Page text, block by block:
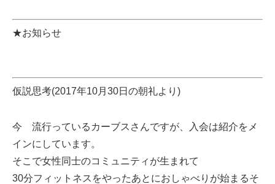
ちについて
SERIES#02 水へ
のこだわり
を探す
肌改善のプロと
は？
ル
ニキビ 日焼け 首
のしわ
るみ
コラム
★お知らせ
仮説思考(2017年10月30日の朝礼より)
今 流行っているカーブスさんですが、入会は紹介をメ
インにしています。
そこで女性同士のコミュニティが生まれて
30分フィットネスをやったあとにおしゃべりが始まるそ